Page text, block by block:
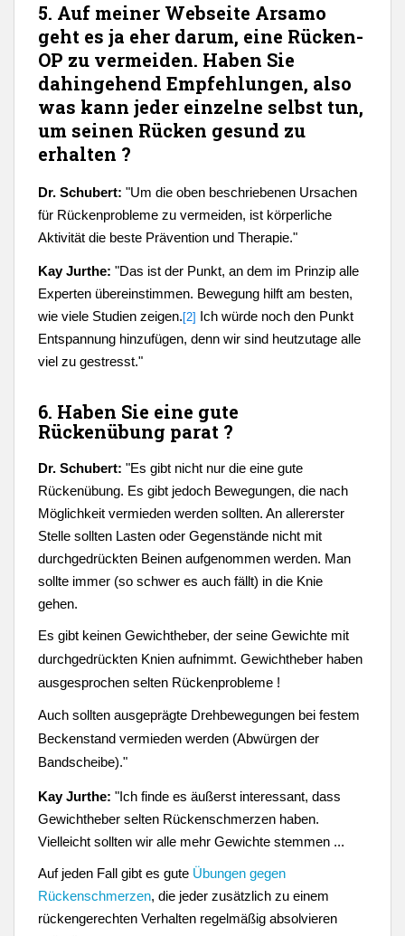
5. Auf meiner Webseite Arsamo
geht es ja eher darum, eine Rücken-
OP zu vermeiden. Haben Sie
dahingehend Empfehlungen, also
was kann jeder einzelne selbst tun,
um seinen Rücken gesund zu
erhalten ?
Dr. Schubert: "Um die oben beschriebenen Ursachen
für Rückenprobleme zu vermeiden, ist körperliche
Aktivität die beste Prävention und Therapie."
Kay Jurthe: "Das ist der Punkt, an dem im Prinzip alle
Experten übereinstimmen. Bewegung hilft am besten,
wie viele Studien zeigen. [2] Ich würde noch den Punkt
Entspannung hinzufügen, denn wir sind heutzutage alle
viel zu gestresst."
6. Haben Sie eine gute
Rückenübung parat ?
Dr. Schubert: "Es gibt nicht nur die eine gute
Rückenübung. Es gibt jedoch Bewegungen, die nach
Möglichkeit vermieden werden sollten. An allererster
Stelle sollten Lasten oder Gegenstände nicht mit
durchgedrückten Beinen aufgenommen werden. Man
sollte immer (so schwer es auch fällt) in die Knie
gehen.
Es gibt keinen Gewichtheber, der seine Gewichte mit
durchgedrückten Knien aufnimmt. Gewichtheber haben
ausgesprochen selten Rückenprobleme !
Auch sollten ausgeprägte Drehbewegungen bei festem
Beckenstand vermieden werden (Abwürgen der
Bandscheibe)."
Kay Jurthe: "Ich finde es äußerst interessant, dass
Gewichtheber selten Rückenschmerzen haben.
Vielleicht sollten wir alle mehr Gewichte stemmen ...
Auf jeden Fall gibt es gute Übungen gegen
Rückenschmerzen, die jeder zusätzlich zu einem
rückengerechten Verhalten regelmäßig absolvieren